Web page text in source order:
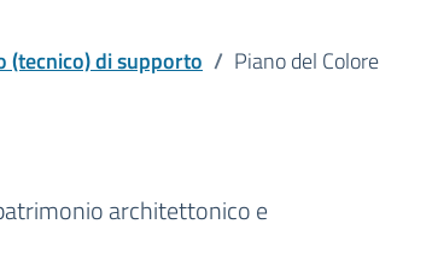
(tecnico) di supporto / Piano del Colore
architettonico e